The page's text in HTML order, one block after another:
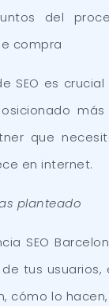
del
compra
SEO es
que
en internet.
planteado
SEO
tus
cómo lo